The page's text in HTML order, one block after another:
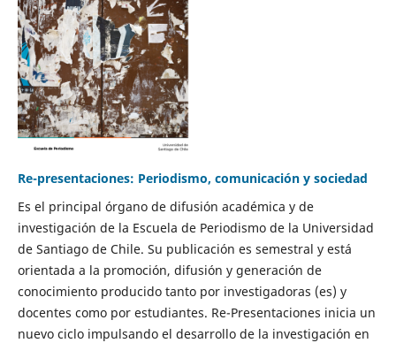
Re-presentaciones: Periodismo, comunicación y sociedad
Es el principal órgano de difusión académica y de
investigación de la Escuela de Periodismo de la Universidad
de Santiago de Chile. Su publicación es semestral y está
orientada a la promoción, difusión y generación de
conocimiento producido tanto por investigadoras (es) y
docentes como por estudiantes. Re-Presentaciones inicia un
nuevo ciclo impulsando el desarrollo de la investigación en